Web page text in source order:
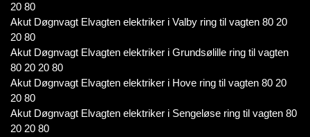
20 80
Akut Døgnvagt Elvagten elektriker i Valby ring til vagten 80 20
20 80
Akut Døgnvagt Elvagten elektriker i Grundsølille ring til vagten
80 20 20 80
Akut Døgnvagt Elvagten elektriker i Hove ring til vagten 80 20
20 80
Akut Døgnvagt Elvagten elektriker i Sengeløse ring til vagten 80
20 20 80